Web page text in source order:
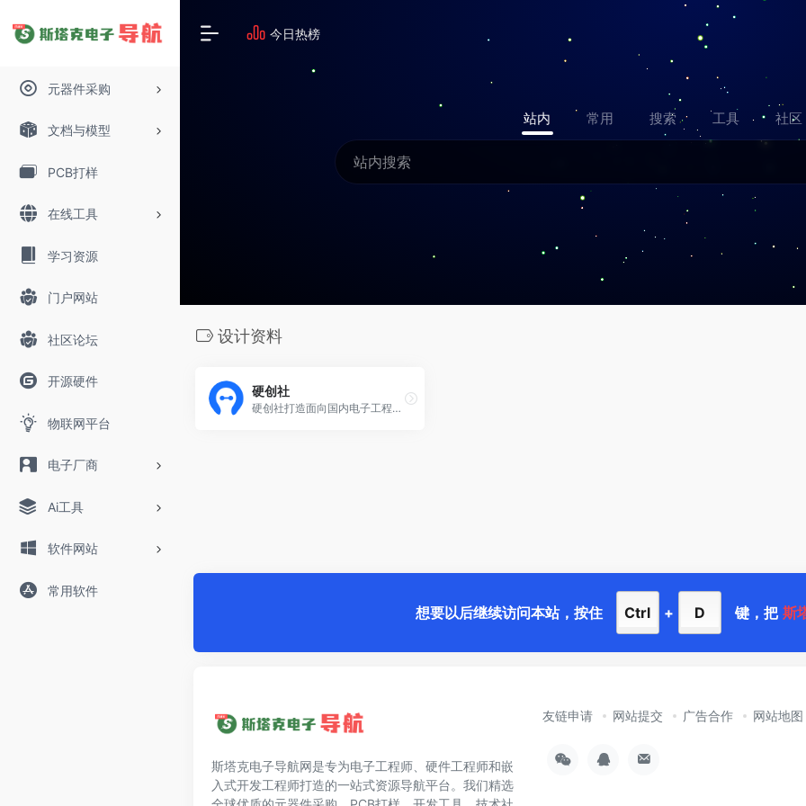
元器件采购
文档与模型
PCB打样
在线工具
学习资源
门户网站
社区论坛
开源硬件
物联网平台
电子厂商
Ai工具
软件网站
常用软件
今日热榜
站内 常用 搜索 工具 社区
设计资料
硬创社
硬创社打造面向国内电子工程师的专业级技术资源库,协同海量创作者把硬件各领域技术组件化、模块化,为硬件工程师提供技术变现平台,基于嘉立创PCB,集电路板设计、源代码、原理图、PCB打样、SMT生产于一体,帮助其更好的创新、创造、创业。
想要以后继续访问本站，按住 Ctrl + D 键，把 斯
斯塔克电子导航网是专为电子工程师、硬件工程师和嵌
入式开发工程师打造的一站式资源导航平台。我们精选
友链申请 网站提交 广告合作 网站地图